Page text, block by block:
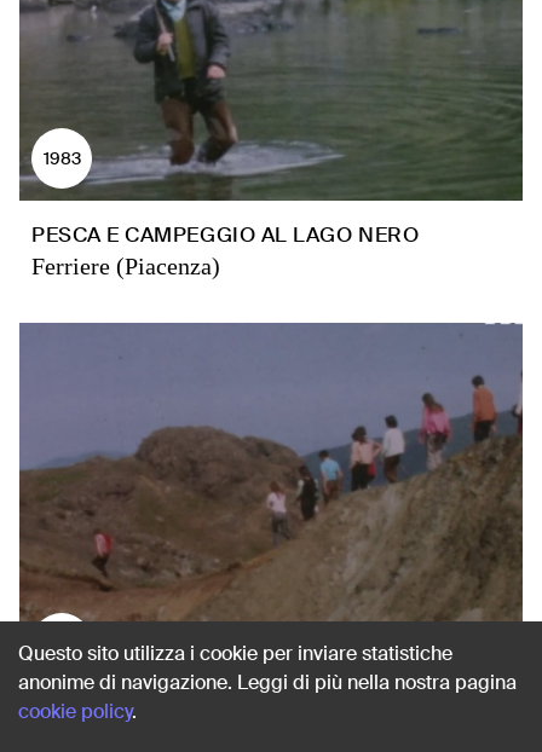
1983
PESCA E CAMPEGGIO AL LAGO NERO
Ferriere (Piacenza)
1983
SUL MONTE MENEGOSA
Questo sito utilizza i cookie per inviare statistiche
anonime di navigazione. Leggi di più nella nostra pagina
cookie policy.